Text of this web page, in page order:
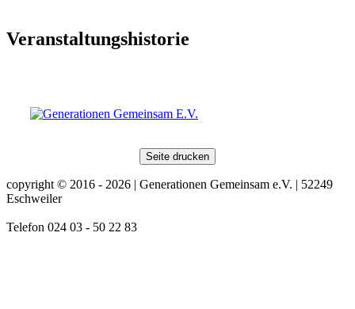
Veranstaltungshistorie
Seite drucken
copyright © 2016 - 2026 | Generationen Gemeinsam e.V. | 52249
Eschweiler
Telefon 024 03 - 50 22 83